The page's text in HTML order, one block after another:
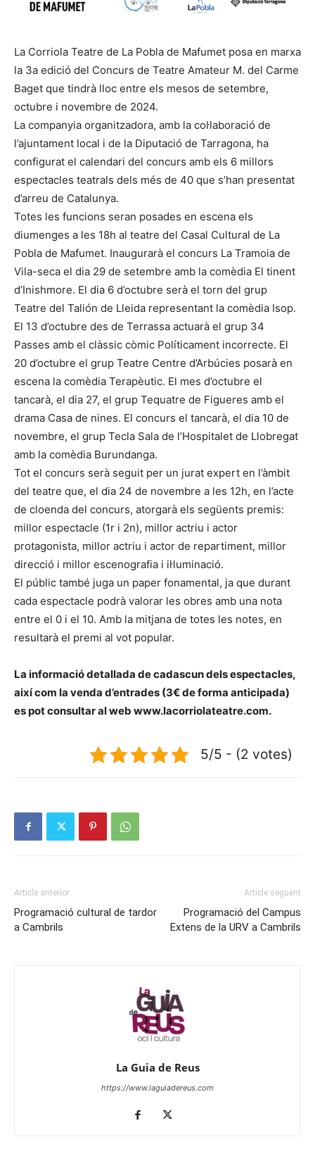
La Corriola Teatre de La Pobla de Mafumet posa en marxa
la 3a edició del Concurs de Teatre Amateur M. del Carme
Baget que tindrà lloc entre els mesos de setembre,
octubre i novembre de 2024.
La companyia organitzadora, amb la col·laboració de
l’ajuntament local i de la Diputació de Tarragona, ha
configurat el calendari del concurs amb els 6 millors
espectacles teatrals dels més de 40 que s’han presentat
d’arreu de Catalunya.
Totes les funcions seran posades en escena els
diumenges a les 18h al teatre del Casal Cultural de La
Pobla de Mafumet. Inaugurarà el concurs La Tramoia de
Vila-seca el dia 29 de setembre amb la comèdia El tinent
d’Inishmore. El dia 6 d’octubre serà el torn del grup
Teatre del Talión de Lleida representant la comèdia Isop.
El 13 d’octubre des de Terrassa actuarà el grup 34
Passes amb el clàssic còmic Políticament incorrecte. El
20 d’octubre el grup Teatre Centre d’Arbúcies posarà en
escena la comèdia Terapèutic. El mes d’octubre el
tancarà, el dia 27, el grup Tequatre de Figueres amb el
drama Casa de nines. El concurs el tancarà, el dia 10 de
novembre, el grup Tecla Sala de l’Hospitalet de Llobregat
amb la comèdia Burundanga.
Tot el concurs serà seguit per un jurat expert en l’àmbit
del teatre que, el dia 24 de novembre a les 12h, en l’acte
de cloenda del concurs, atorgarà els següents premis:
millor espectacle (1r i 2n), millor actriu i actor
protagonista, millor actriu i actor de repartiment, millor
direcció i millor escenografia i il·luminació.
El públic també juga un paper fonamental, ja que durant
cada espectacle podrà valorar les obres amb una nota
entre el 0 i el 10. Amb la mitjana de totes les notes, en
resultarà el premi al vot popular.
La informació detallada de cadascun dels espectacles,
així com la venda d’entrades (3€ de forma anticipada)
es pot consultar al web www.lacorriolateatre.com.
5/5 - (2 votes)
Article anterior
Programació cultural de tardor
a Cambrils
Article següent
Programació del Campus
Extens de la URV a Cambrils
La Guia de Reus
https://www.laguiadereus.com